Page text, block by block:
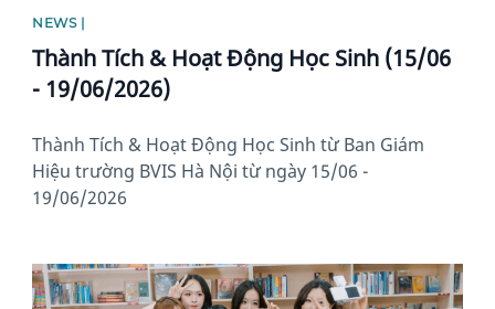
NEWS |
Thành Tích & Hoạt Động Học Sinh (15/06
- 19/06/2026)
Thành Tích & Hoạt Động Học Sinh từ Ban Giám
Hiệu trường BVIS Hà Nội từ ngày 15/06 -
19/06/2026
News image